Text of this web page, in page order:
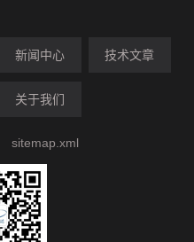
新闻中心 技术文章
关于我们
sitemap.xml